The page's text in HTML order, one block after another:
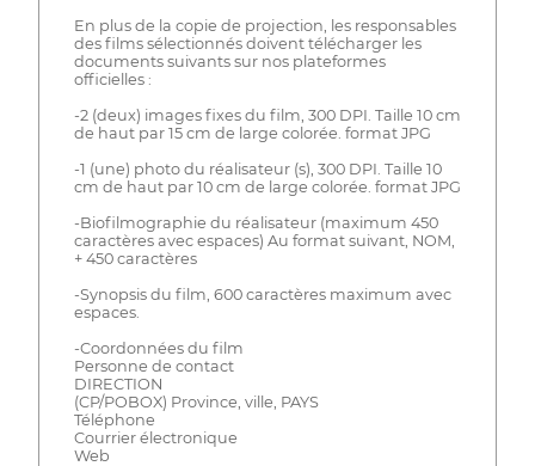
En plus de la copie de projection, les responsables
des films sélectionnés doivent télécharger les
documents suivants sur nos plateformes
officielles :
-2 (deux) images fixes du film, 300 DPI. Taille 10 cm
de haut par 15 cm de large colorée. format JPG
-1 (une) photo du réalisateur (s), 300 DPI. Taille 10
cm de haut par 10 cm de large colorée. format JPG
-Biofilmographie du réalisateur (maximum 450
caractères avec espaces) Au format suivant, NOM,
+ 450 caractères
-Synopsis du film, 600 caractères maximum avec
espaces.
-Coordonnées du film
Personne de contact
DIRECTION
(CP/POBOX) Province, ville, PAYS
Téléphone
Courrier électronique
Web